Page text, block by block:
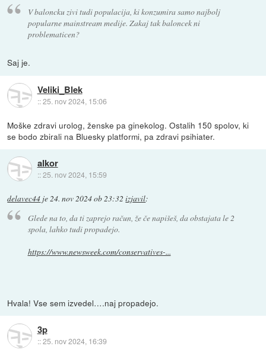
V baloncku zivi tudi populacija, ki konzumira samo najbolj
popularne mainstream medije. Zakaj tak baloncek ni
problematicen?
Saj je.
Veliki_Blek
::25. nov 2024, 15:06
Moške zdravi urolog, ženske pa ginekolog. Ostalih 150 spolov, ki
se bodo zbirali na Bluesky platformi, pa zdravi psihiater.
alkor
::25. nov 2024, 15:59
delavec44 je 24. nov 2024 ob 23:32 izjavil:
Glede na to, da ti zaprejo račun, že če napišeš, da obstajata le 2
spola, lahko tudi propadejo.
https://www.newsweek.com/conservatives-...
Hvala! Vse sem izvedel….naj propadejo.
3p
::25. nov 2024, 16:39